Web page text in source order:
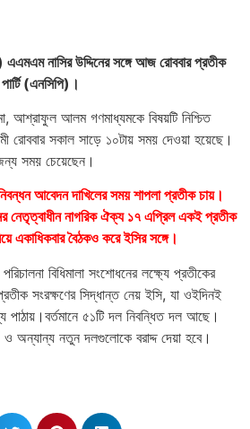
এএমএম নাসির উদ্দিনের সঙ্গে আজ রোববার প্রতীক
(এনসিপি)।
আশ্রাফুল আলম গণমাধ্যমকে বিষয়টি নিশ্চিত
রোববার সকাল সাড়ে ১০টায় সময় দেওয়া হয়েছে।
সময় চেয়েছেন।
আবেদন দাখিলের সময় শাপলা প্রতীক চায়।
নেতৃত্বাধীন নাগরিক ঐক্য ১৭ এপ্রিল একই প্রতীক
একাধিকবার বৈঠকও করে ইসির সঙ্গে।
বিধিমালা সংশোধনের লক্ষ্যে প্রতীকের
সংরক্ষণের সিদ্ধান্ত নেয় ইসি, যা ওইদিনই
পাঠায়।বর্তমানে ৫১টি দল নিবন্ধিত দল আছে।
ও অন্যান্য নতুন দলগুলোকে বরাদ্দ দেয়া হবে।